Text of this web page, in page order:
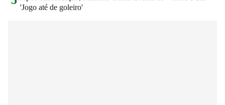
'Jogo até de goleiro'